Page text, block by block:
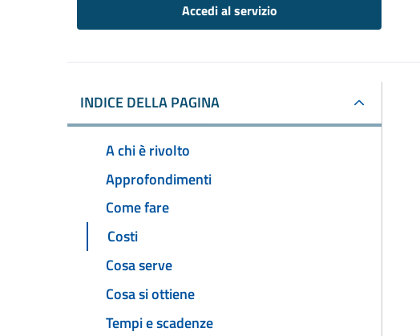
Accedi al servizio
INDICE DELLA PAGINA
A chi è rivolto
Approfondimenti
Come fare
Costi
Cosa serve
Cosa si ottiene
Tempi e scadenze